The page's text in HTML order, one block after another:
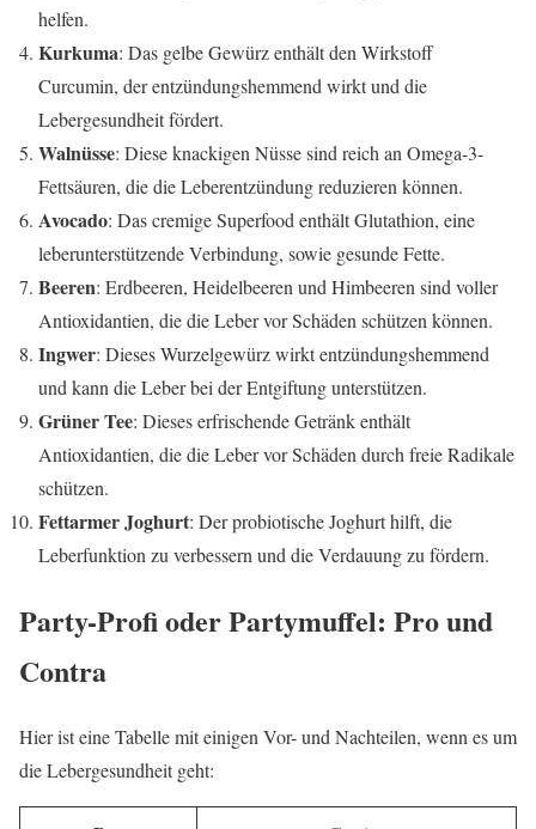
helfen.
Kurkuma: Das gelbe Gewürz enthält den Wirkstoff
Curcumin, der entzündungshemmend wirkt und die
Lebergesundheit fördert.
Walnüsse: Diese knackigen Nüsse sind reich an Omega-3-
Fettsäuren, die die Leberentzündung reduzieren können.
Avocado: Das cremige Superfood enthält Glutathion, eine
leberunterstützende Verbindung, sowie gesunde Fette.
Beeren: Erdbeeren, Heidelbeeren und Himbeeren sind voller
Antioxidantien, die die Leber vor Schäden schützen können.
Ingwer: Dieses Wurzelgewürz wirkt entzündungshemmend
und kann die Leber bei der Entgiftung unterstützen.
Grüner Tee: Dieses erfrischende Getränk enthält
Antioxidantien, die die Leber vor Schäden durch freie Radikale
schützen.
Fettarmer Joghurt: Der probiotische Joghurt hilft, die
Leberfunktion zu verbessern und die Verdauung zu fördern.
Party-Profi oder Partymuffel: Pro und
Contra
Hier ist eine Tabelle mit einigen Vor- und Nachteilen, wenn es um
die Lebergesundheit geht: